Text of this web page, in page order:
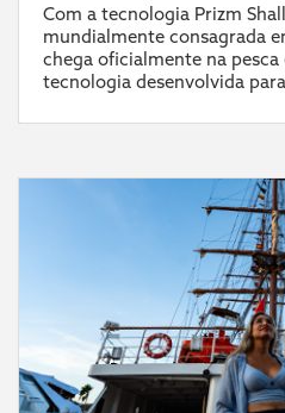
Com a tecnologia Prizm
mundialmente consagrada
chega oficialmente na
tecnologia desenvolvida